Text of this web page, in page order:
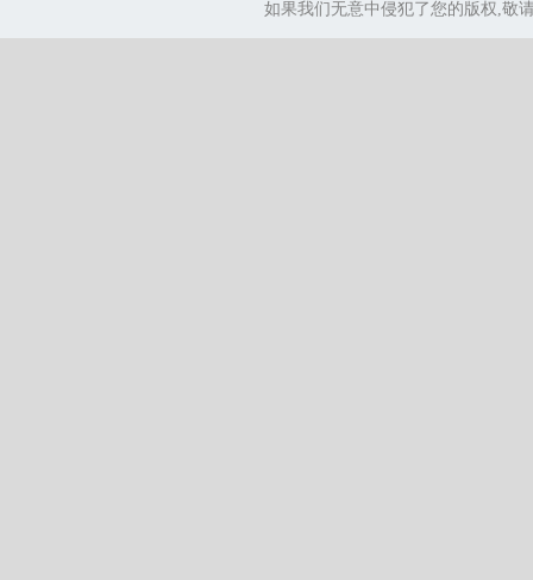
如果我们无意中侵犯了您的版权,敬